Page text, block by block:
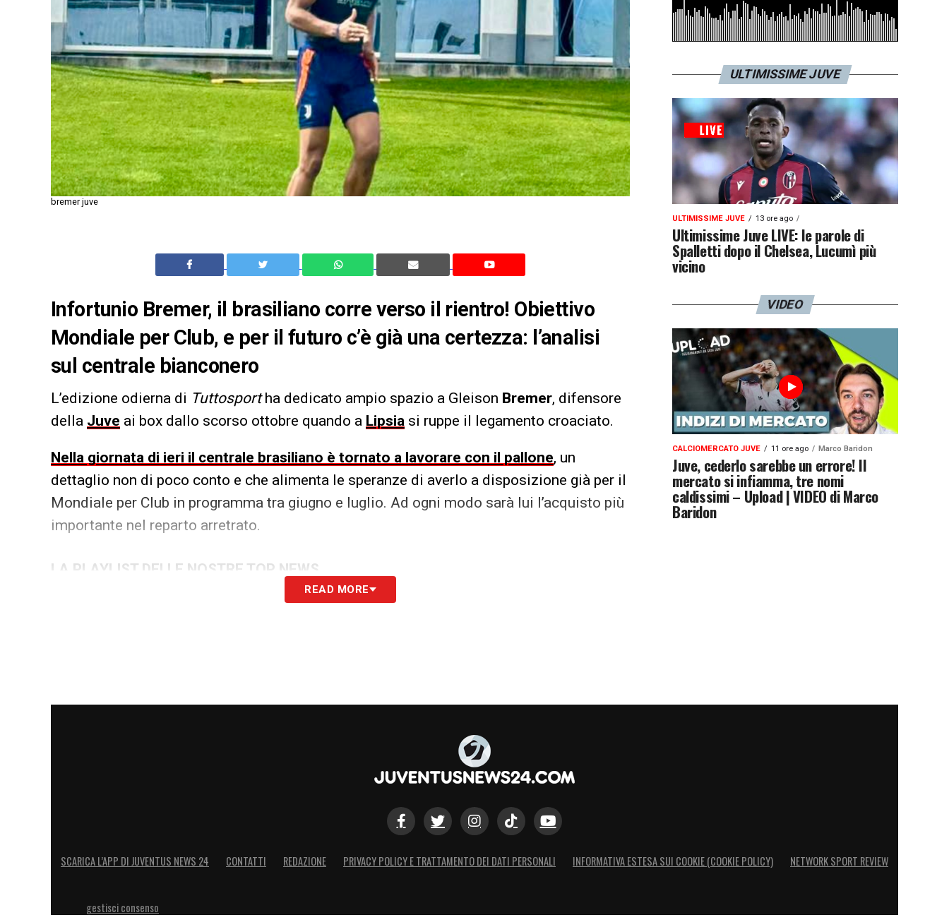
bremer juve
Infortunio Bremer, il brasiliano corre verso il rientro! Obiettivo
Mondiale per Club, e per il futuro c’è già una certezza: l’analisi
sul centrale bianconero
L’edizione odierna di Tuttosportha dedicato ampio spazio a Gleison Bremer, difensore
della Juve ai box dallo scorso ottobre quando a Lipsia si ruppe il legamento croaciato.
Nella giornata di ieri il centrale brasiliano è tornato a lavorare con il pallone, un
dettaglio non di poco conto e che alimenta le speranze di averlo a disposizione già per il
Mondiale per Club in programma tra giugno e luglio. Ad ogni modo sarà lui l’acquisto più
importante nel reparto arretrato.
LA PLAYLIST DELLE NOSTRE TOP NEWS
READ MORE
ULTIMISSIME JUVE
ULTIMISSIME JUVE 13 ore ago
Ultimissime Juve LIVE: le parole di
Spalletti dopo il Chelsea, Lucumì più
vicino
VIDEO
CALCIOMERCATO JUVE 11 ore ago Marco Baridon
Juve, cederlo sarebbe un errore! Il
mercato si infiamma, tre nomi
caldissimi – Upload | VIDEO di Marco
Baridon
SCARICA L’APP DI JUVENTUS NEWS 24 CONTATTI REDAZIONE PRIVACY POLICY E TRATTAMENTO DEI DATI PERSONALI INFORMATIVA ESTESA SUI COOKIE (COOKIE POLICY) NETWORK SPORT REVIEW
gestisci consenso